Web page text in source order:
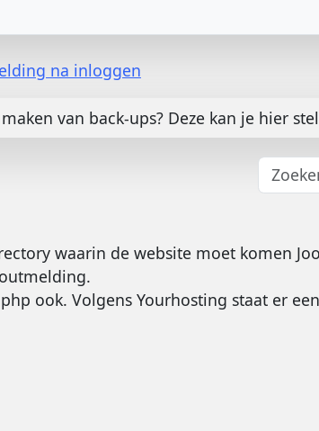
na inloggen
van back-ups? Deze kan je hier
waarin de website moet komen
ook. Volgens Yourhosting staat er